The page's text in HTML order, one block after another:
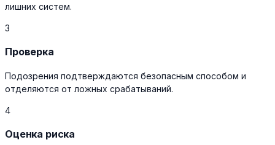
лишних систем.
3
Проверка
Подозрения подтверждаются безопасным способом и
отделяются от ложных срабатываний.
4
Оценка риска